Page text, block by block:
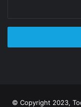
© Copyright 2023,